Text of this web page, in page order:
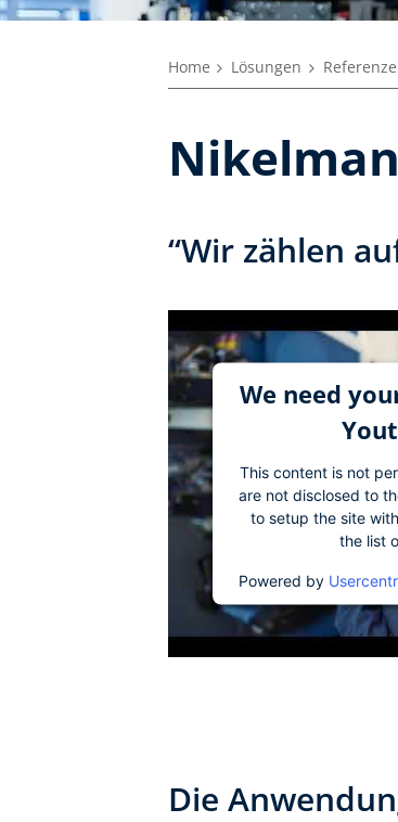
Home Lösungen
“Wir zählen
We need
This content is not
are not disclosed to
to setup the site
the list
Powered by
Die